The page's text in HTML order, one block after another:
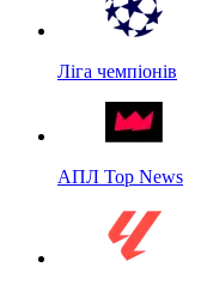
Ліга чемпіонів
АПЛ Top News